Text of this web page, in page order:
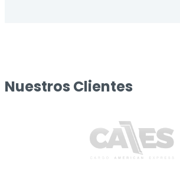
Nuestros Clientes